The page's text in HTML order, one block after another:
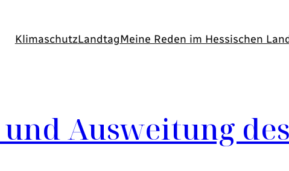
KlimaschutzLandtagMeine Reden im Hessischen
Ausweitung